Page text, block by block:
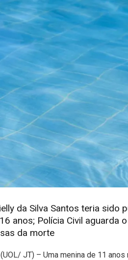
da Silva Santos teria sido
anos; Polícia Civil aguarda
da morte
(UOL/ JT) – Uma menina de 11